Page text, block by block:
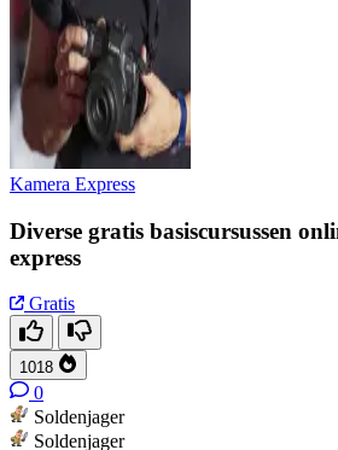
Kamera Express
Diverse gratis basiscursussen
express
Gratis
1018
0
Soldenjager
Soldenjager